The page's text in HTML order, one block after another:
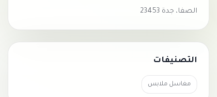
الصفا، جدة 23453
التصنيفات
مغاسل ملابس